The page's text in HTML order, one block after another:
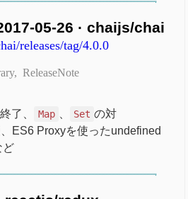
05-26 · chaijs/chai
releases/tag/4.0.0
ReleaseNote
了、
Map Set の対
ES6 Proxyを使ったundefined
ど